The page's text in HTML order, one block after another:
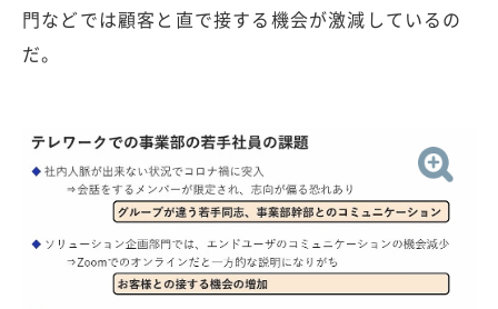
門などでは顧客と直で接する機会が激減しているの
だ。